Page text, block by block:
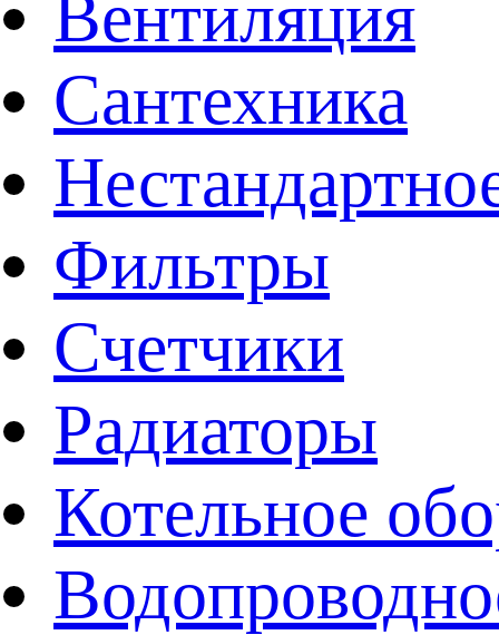
Вентиляция
Сантехника
Фильтры
Счетчики
Радиаторы
Котельное